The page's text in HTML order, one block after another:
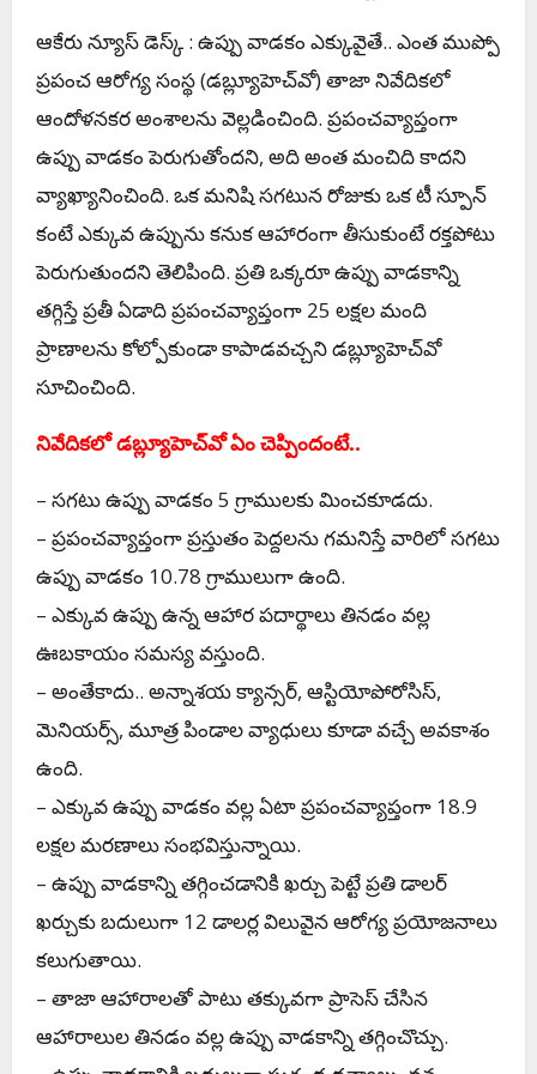
ఆకేరు న్యూస్ డెస్క్ : ఉప్పు వాడ‌కం ఎక్కువైతే.. ఎంత ముప్పో
ప్రపంచ ఆరోగ్య సంస్థ (డబ్ల్యూహెచ్‌వో) తాజా నివేదికలో
ఆందోళ‌న‌క‌ర అంశాల‌ను వెల్ల‌డించింది. ప్ర‌పంచ‌వ్యాప్తంగా
ఉప్పు వాడ‌కం పెరుగుతోంద‌ని, అది అంత మంచిది కాద‌ని
వ్యాఖ్యానించింది. ఒక మనిషి సగటున రోజుకు ఒక టీ స్పూన్‌
కంటే ఎక్కువ ఉప్పును కనుక ఆహారంగా తీసుకుంటే రక్తపోటు
పెరుగుతుందని తెలిపింది. ప్రతి ఒక్కరూ ఉప్పు వాడకాన్ని
తగ్గిస్తే ప్రతీ ఏడాది ప్రపంచవ్యాప్తంగా 25 లక్షల మంది
ప్రాణాలను కోల్పోకుండా కాపాడవచ్చని డబ్ల్యూహెచ్‌వో
సూచించింది.
నివేదిక‌లో డబ్ల్యూహెచ్‌వో ఏం చెప్పిందంటే..
– స‌గ‌టు ఉప్పు వాడ‌కం 5 గ్రాముల‌కు మించ‌కూడ‌దు.
– ప్రపంచవ్యాప్తంగా ప్రస్తుతం పెద్దలను గమనిస్తే వారిలో సగటు
ఉప్పు వాడకం 10.78 గ్రాములుగా ఉంది.
– ఎక్కువ ఉప్పు ఉన్న ఆహార పదార్థాలు తినడం వల్ల
ఊబకాయం సమస్య వ‌స్తుంది.
– అంతేకాదు.. అన్నాశయ క్యాన్సర్‌, ఆస్టియోపోరోసిస్‌,
మెనియర్స్‌, మూత్ర పిండాల వ్యాధులు కూడా వచ్చే అవకాశం
ఉంది.
– ఎక్కువ ఉప్పు వాడకం వల్ల ఏటా ప్రపంచవ్యాప్తంగా 18.9
లక్షల మరణాలు సంభవిస్తున్నాయి.
– ఉప్పు వాడకాన్ని తగ్గించడానికి ఖర్చు పెట్టే ప్రతి డాలర్‌
ఖర్చుకు బదులుగా 12 డాలర్ల విలువైన ఆరోగ్య ప్రయోజనాలు
కలుగుతాయి.
– తాజా ఆహారాలతో పాటు తక్కువగా ప్రాసెస్‌ చేసిన
ఆహారాలుల తినడం వల్ల ఉప్పు వాడకాన్ని తగ్గించొచ్చు.